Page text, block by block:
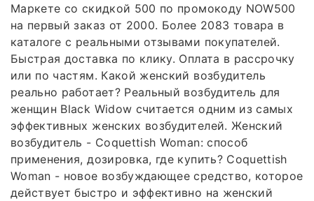
Маркете со скидкой 500 по промокоду NOW500
на первый заказ от 2000. Более 2083 товара в
каталоге с реальными отзывами покупателей.
Быстрая доставка по клику. Оплата в рассрочку
или по частям. Какой женский возбудитель
реально работает? Реальный возбудитель для
женщин Black Widow считается одним из самых
эффективных женских возбудителей. Женский
возбудитель - Coquettish Woman: способ
применения, дозировка, где купить? Coquettish
Woman - новое возбуждающее средство, которое
действует быстро и эффективно на женский